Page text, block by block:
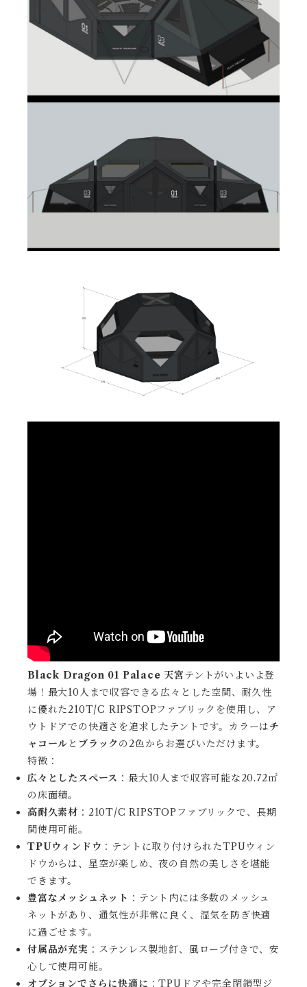
Black Dragon 01 Palace 天宮テントがいよいよ登
場！最大10人まで収容できる広々とした空間、耐久性
に優れた210T/C RIPSTOPファブリックを使用し、ア
ウトドアでの快適さを追求したテントです。カラーはチ
ャコール と ブラックの2色からお選びいただけます。
特徴：
広々としたスペース ：最大10人まで収容可能な20.72㎡
の床面積。
高耐久素材 ：210T/C RIPSTOPファブリックで、長期
間使用可能。
TPUウィンドウ ：テントに取り付けられたTPUウィン
ドウからは、星空が楽しめ、夜の自然の美しさを堪能
できます。
豊富なメッシュネット ：テント内には多数のメッシュ
ネットがあり、通気性が非常に良く、湿気を防ぎ快適
に過ごせます。
付属品が充実 ：ステンレス製地釘、風ロープ付きで、安
心して使用可能。
オプションでさらに快適に ：TPUドアや完全閉鎖型ジ